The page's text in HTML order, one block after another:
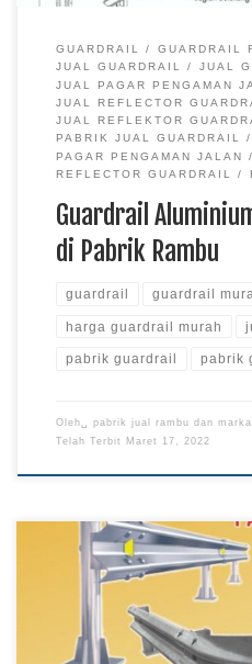
GUARDRAIL
GUARDRAIL
JUAL GUARDRAIL
JUAL
JUAL PAGAR PENGAMAN
JUAL REFLECTOR
JUAL REFLEKTOR
PABRIK JUAL GUARDRAIL
PAGAR PENGAMAN JALAN
REFLECTOR GUARDRAIL
Guardrail
di Pabrik Rambu
guardrail guardrail
harga guardrail murah
pabrik guardrail pabrik
Oleh␣ pabrik jual rambu dan
Telah Terbit
Maret 17, 2022